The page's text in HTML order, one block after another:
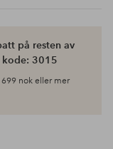
på resten av
kode: 3015
nok eller mer